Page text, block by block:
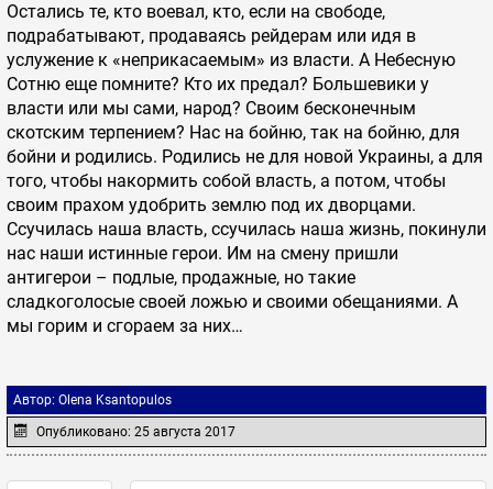
Остались те, кто воевал, кто, если на свободе,
подрабатывают, продаваясь рейдерам или идя в
услужение к «неприкасаемым» из власти. А Небесную
Сотню еще помните? Кто их предал? Большевики у
власти или мы сами, народ? Своим бесконечным
скотским терпением? Нас на бойню, так на бойню, для
бойни и родились. Родились не для новой Украины, а для
того, чтобы накормить собой власть, а потом, чтобы
своим прахом удобрить землю под их дворцами.
Ссучилась наша власть, ссучилась наша жизнь, покинули
нас наши истинные герои. Им на смену пришли
антигерои – подлые, продажные, но такие
сладкоголосые своей ложью и своими обещаниями. А
мы горим и сгораем за них…
Автор: Olena Ksantopulos
Опубликовано: 25 августа 2017